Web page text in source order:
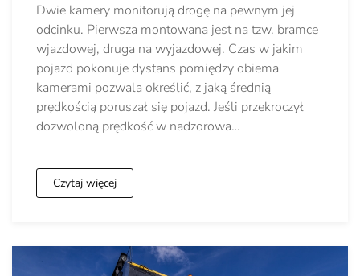
Dwie kamery monitorują drogę na pewnym jej
odcinku. Pierwsza montowana jest na tzw. bramce
wjazdowej, druga na wyjazdowej. Czas w jakim
pojazd pokonuje dystans pomiędzy obiema
kamerami pozwala określić, z jaką średnią
prędkością poruszał się pojazd. Jeśli przekroczył
dozwoloną prędkość w nadzorowa…
Czytaj więcej